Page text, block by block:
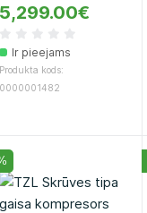
5,299.00€
Ir pieejams
Produkta kods:
0000001482